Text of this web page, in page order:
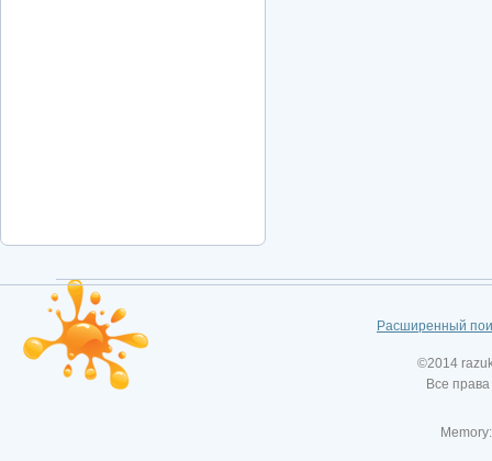
Расширенный
©2014
Все